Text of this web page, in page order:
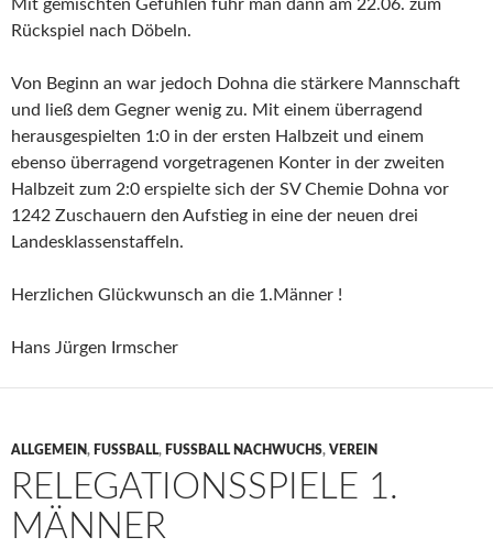
Mit gemischten Gefühlen fuhr man dann am 22.06. zum
Rückspiel nach Döbeln.
Von Beginn an war jedoch Dohna die stärkere Mannschaft
und ließ dem Gegner wenig zu. Mit einem überragend
herausgespielten 1:0 in der ersten Halbzeit und einem
ebenso überragend vorgetragenen Konter in der zweiten
Halbzeit zum 2:0 erspielte sich der SV Chemie Dohna vor
1242 Zuschauern den Aufstieg in eine der neuen drei
Landesklassenstaffeln.
Herzlichen Glückwunsch an die 1.Männer !
Hans Jürgen Irmscher
ALLGEMEIN, FUSSBALL , FUSSBALL NACHWUCHS , VEREIN
RELEGATIONSSPIELE 1.
MÄNNER